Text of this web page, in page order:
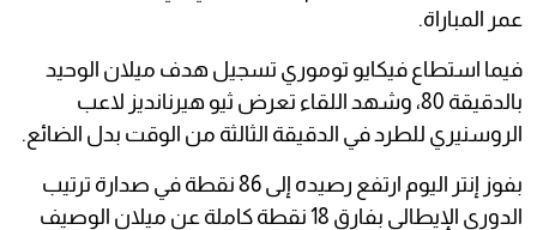
عمر المباراة.
فيما استطاع فيكايو توموري تسجيل هدف ميلان الوحيد
بالدقيقة 80، وشهد اللقاء تعرض ثيو هيرنانديز لاعب
الروسنيري للطرد في الدقيقة الثالثة من الوقت بدل الضائع.
بفوز إنتر اليوم ارتفع رصيده إلى 86 نقطة في صدارة ترتيب
الدوري الإيطالي بفارق 18 نقطة كاملة عن ميلان الوصيف